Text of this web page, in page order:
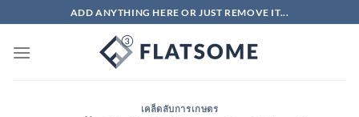
ไป
ADD ANYTHING HERE OR JUST REMOVE IT...
เคล็ดลับการเกษตร